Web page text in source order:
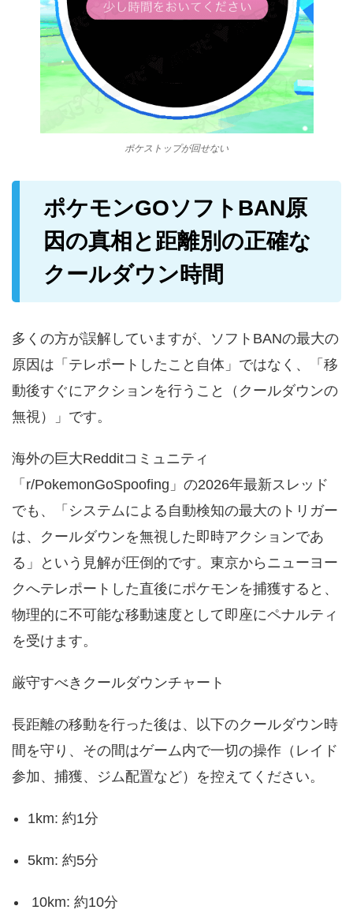
ポケストップが回せない
ポケモンGOソフトBAN原
因の真相と距離別の正確な
クールダウン時間
多くの方が誤解していますが、ソフトBANの最大の
原因は「テレポートしたこと自体」ではなく、「移
動後すぐにアクションを行うこと（クールダウンの
無視）」です。
海外の巨大Redditコミュニティ
「r/PokemonGoSpoofing」の2026年最新スレッド
でも、「システムによる自動検知の最大のトリガー
は、クールダウンを無視した即時アクションであ
る」という見解が圧倒的です。東京からニューヨー
クへテレポートした直後にポケモンを捕獲すると、
物理的に不可能な移動速度として即座にペナルティ
を受けます。
厳守すべきクールダウンチャート
長距離の移動を行った後は、以下のクールダウン時
間を守り、その間はゲーム内で一切の操作（レイド
参加、捕獲、ジム配置など）を控えてください。
1km: 約1分
5km: 約5分
10km: 約10分